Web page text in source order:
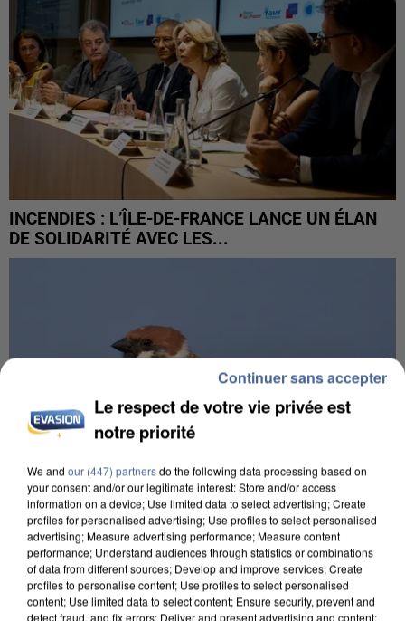
INCENDIES : L’ÎLE-DE-FRANCE LANCE UN ÉLAN
DE SOLIDARITÉ AVEC LES...
APRÈS TOUTES CES CANICULES, LES REFUGES
DE FAUNE SAUVAGE SONT...
Le respect de votre vie privée est
notre priorité
We and our (447) partnersdo the following data processing based on
your consent and/or our legitimate interest: Store and/or access
information on a device; Use limited data to select advertising; Create
profiles for personalised advertising; Use profiles to select personalised
advertising; Measure advertising performance; Measure content
performance; Understand audiences through statistics or combinations
of data from different sources; Develop and improve services; Create
profiles to personalise content; Use profiles to select personalised
content; Use limited data to select content; Ensure security, prevent and
detect fraud, and fix errors; Deliver and present advertising and content;
Continuer sans accepter